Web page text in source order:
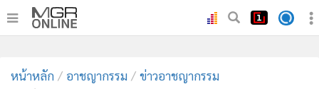
• ทันเหตุการณ์
หน้าหลัก อาชญากรรม ข่าวอาชญากรรม